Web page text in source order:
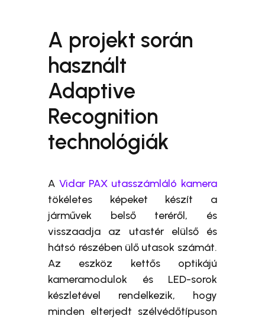
A projekt során
használt
Adaptive
Recognition
technológiák
A Vidar PAX utasszámláló kamera
tökéletes képeket készít a
járművek belső teréről, és
visszaadja az utastér elülső és
hátsó részében ülő utasok számát.
Az eszköz kettős optikájú
kameramodulok és LED-sorok
készletével rendelkezik, hogy
minden elterjedt szélvédőtípuson